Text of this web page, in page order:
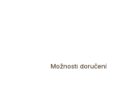
Možnosti doručení